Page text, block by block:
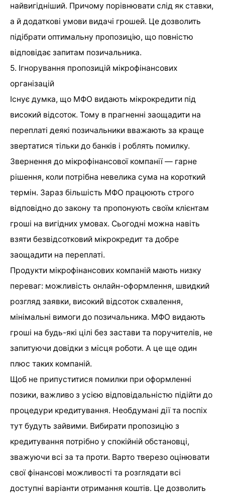
найвигідніший. Причому порівнювати слід як ставки,
а й додаткові умови видачі грошей. Це дозволить
підібрати оптимальну пропозицію, що повністю
відповідає запитам позичальника.
5. Ігнорування пропозицій мікрофінансових
організацій
Існує думка, що МФО видають мікрокредити під
високий відсоток. Тому в прагненні заощадити на
переплаті деякі позичальники вважають за краще
звертатися тільки до банків і роблять помилку.
Звернення до мікрофінансової компанії — гарне
рішення, коли потрібна невелика сума на короткий
термін. Зараз більшість МФО працюють строго
відповідно до закону та пропонують своїм клієнтам
гроші на вигідних умовах. Сьогодні можна навіть
взяти безвідсотковий мікрокредит та добре
заощадити на переплаті.
Продукти мікрофінансових компаній мають низку
переваг: можливість онлайн-оформлення, швидкий
розгляд заявки, високий відсоток схвалення,
мінімальні вимоги до позичальника. МФО видають
гроші на будь-які цілі без застави та поручителів, не
запитуючи довідки з місця роботи. А це ще один
плюс таких компаній.
Щоб не припуститися помилки при оформленні
позики, важливо з усією відповідальністю підійти до
процедури кредитування. Необдумані дії та поспіх
тут будуть зайвими. Вибирати пропозицію з
кредитування потрібно у спокійній обстановці,
зважуючи всі за та проти. Варто тверезо оцінювати
свої фінансові можливості та розглядати всі
доступні варіанти отримання коштів. Це дозволить